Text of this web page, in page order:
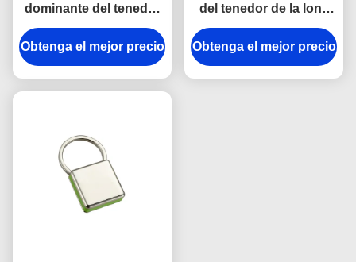
dominante del tenedor
del metal del rectángulo
que graba el regalo del
recuerdo de la lona
Obtenga el mejor precio
del tenedor de la lona
brillante del grueso del
llavero 9m m del
gancho de la broche del
Obtenga el mejor precio